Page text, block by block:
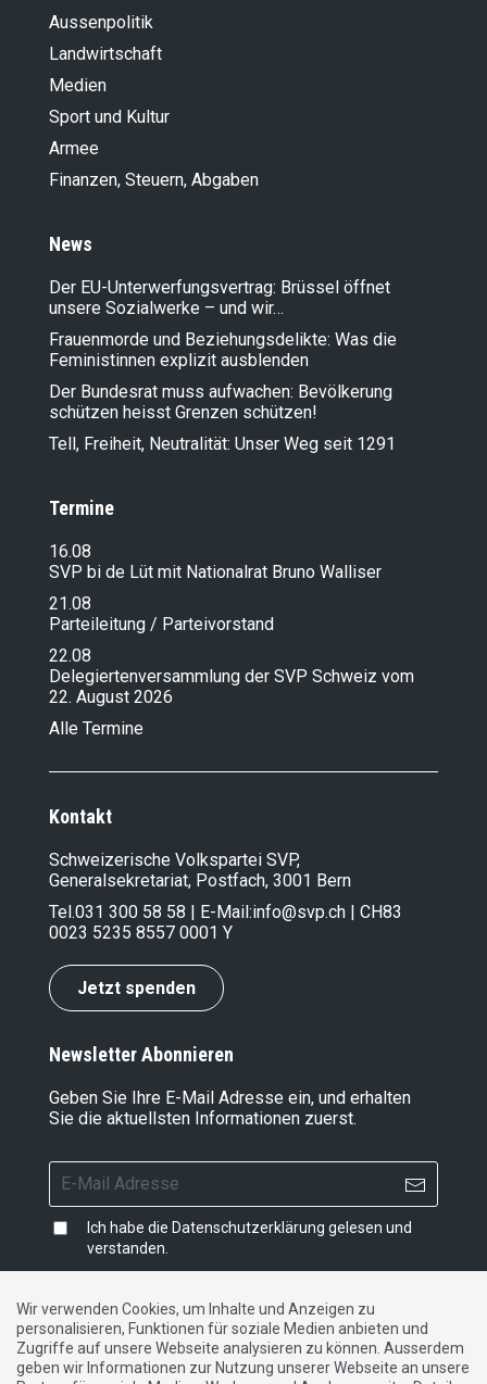
Aussenpolitik
Landwirt­schaft
Medien
Sport und Kultur
Armee
Finanzen, Steuern, Abgaben
News
Der EU-Unterwerfungsvertrag: Brüssel öffnet
unsere Sozialwerke – und wir…
Frauenmorde und Beziehungsdelikte: Was die
Feministinnen explizit ausblenden
Der Bundesrat muss aufwachen: Bevölkerung
schützen heisst Grenzen schützen!
Tell, Freiheit, Neutralität: Unser Weg seit 1291
Termine
16.08
SVP bi de Lüt mit Nationalrat Bruno Walliser
21.08
Parteileitung / Parteivorstand
22.08
Delegiertenversammlung der SVP Schweiz vom
22. August 2026
Alle Termine
Kontakt
Schweizerische Volkspartei SVP,
Generalsekretariat, Postfach, 3001 Bern
Tel.031 300 58 58 | E-Mail:info@svp.ch | CH83
0023 5235 8557 0001 Y
Jetzt spenden
Newsletter Abonnieren
Geben Sie Ihre E-Mail Adresse ein, und erhalten
Sie die aktuellsten Informationen zuerst.
Ich habe die Datenschutzerklärung gelesen und
verstanden.
Impressum |Datenschutzerklärung|Kontakt
Wir verwenden Cookies, um Inhalte und Anzeigen zu
personalisieren, Funktionen für soziale Medien anbieten und
Zugriffe auf unsere Webseite analysieren zu können. Ausserdem
geben wir Informationen zur Nutzung unserer Webseite an unsere